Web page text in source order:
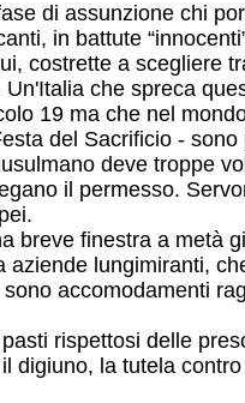
di assunzione chi
in battute
costrette a scegliere
che spreca
19 ma che nel
del Sacrificio -
deve troppe
il permesso.
breve finestra a metà
lungimiranti,
accomodamenti
rispettosi delle
la tutela